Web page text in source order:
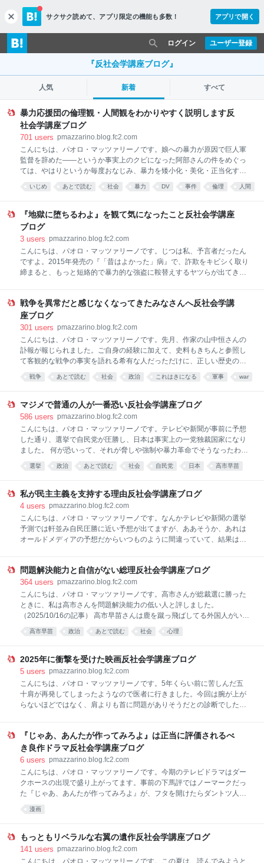
c
l
o
s
サクサク読めて、 アプリ限定の機能も多数！ アプリで開く
ユーザー登録
ログイン
『反社会学講座ブログ』
人気 新着 すべて
暴力応援団の倫理観・人間観をわかりやすく説明します反
社会学講座ブログ
701 users pmazzarino.blog.fc2.com
こんにちは、パオロ・マッツァリーノです。娘への暴力が原因で巨人軍
監督を辞めた――というか事実上のクビになった阿部さんの件をめぐっ
ては、やはりというか毎度おなじみ、暴力を矮小化・美化・正当化する
詭弁で阿部さんを擁護する人たちが、うじゃうじゃと湧いてきました。
私はそういう人たちのことを暴力応援団、略して暴援団と呼ぶことにし
ういう理屈や思想が出てくるのかを、説明しましょう。 その前に今回の
件では、どうしても指摘しておかねばならない重大な点がいくつかあり
ます。 まず、暴力行為があったことは阿部さんも認めてますので事実で
表した手紙では、殴る蹴るの暴行はなかったとしてますが、それは裏を
返せば、殴る蹴る以外の暴行があったことを否定していないのです。ウ
ソをつかせずに父親の暴
いじめ あとで読む 社会 暴力 DV 事件 倫理 人間
『地獄に堕ちるわよ』を観て気になったこと反社会学講座
ブログ
3 users pmazzarino.blog.fc2.com
こんにちは、パオロ・マッツァリーノです。じつは私、予言者だったん
ですよ。2015年発売の『「昔はよかった」病』で、詐欺をキビシく取り
締まると、もっと短絡的で暴力的な強盗に鞍替えするヤツらが出てきま
ったはずです。 という自慢を真に受ける人はいないでしょう。そんなの
はたまたま当たっただけだろ、というかもしれませんが、正確にいうと
当てずっぽうではありません。過去の犯罪統計や犯罪の歴史をいろいろ
調べていたので、その知識をもとに立てた仮説をお話ししてたのです。
そもそも占いや予言と称するものは全部インチキです。当たったとして
もそれは偶然かトリックです。占い師はよく、占いは統計学だと主張す
いデータだけを都合のいい
戦争を異常だと感じなくなってきたみなさんへ反社会学講
座ブログ
301 users pmazzarino.blog.fc2.com
こんにちは、パオロ・マッツァリーノです。先月、作家の山中恒さんの
訃報が報じられました。ご自身の経験に加えて、史料もきちんと参照し
て客観的な戦争の事実を語れる希有な人だっただけに、正しい歴史の語
り手がまたひとり減ってしまったことが残念でなりません。 一般家庭で
の祝日の国旗掲揚は伝統ではなく、戦時期に強制されて始まった新たな
た。一般家庭で玄関や門に国旗を掲揚するようになったのは昭和13年2
月の紀元節からだったのです。そうはっきりいえるのは、山中さんが根
拠となる史料から検証しているからです。国が各地の町内会や青年団を
通じて、祝日に国旗を掲揚するよう強く指導したから、みんなそれに従
っただけで、それ以前にはほとんどの家庭でそんな習慣はありませんで
った100年前の世界を追体験
戦争 あとで読む 社会 政治 これはきになる 軍事 war
マジメで普通の人が一番恐い反社会学講座ブログ
586 users pmazzarino.blog.fc2.com
こんにちは、パオロ・マッツァリーノです。テレビや新聞が事前に予想
した通り、選挙で自民党が圧勝し、日本は事実上の一党独裁国家になり
ました。 何が恐いって、それが脅しや強制や暴力革命でそうなったわけ
でなく、マジメな普通の人たちが、事前予測で自民圧勝になるよと伝え
られてたにもかかわらず、そのリスクを真剣に考えることなく、自らの
やっぱり、マジメで普通の人が一番恐いんです。いま我々は100年前の
世界を追体験しているのです。 およそ100年前にファシズムが生まれま
した。続いてナチズムも生まれ、どちらも政権をとりました。極右思想
の狂信者が支持しただけではそうなりません。マジメな普通の人々が、
よかれと思って支持したから、成立したわけです。 戦時中の日本では、
選挙 政治 あとで読む 社会 自民党 日本 高市早苗
私が民主主義を支持する理由反社会学講座ブログ
4 users pmazzarino.blog.fc2.com
こんにちは、パオロ・マッツァリーノです。なんかテレビや新聞の選挙
予測では軒並み自民圧勝に近い予想が出てますが、ああそうか、あれは
オールドメディアの予想だからいつものように間違っていて、結果は逆
と思い、選挙直前ですが、あえてひとこといわせてもらうことにしまし
た。 ホントに日本のみなさんはそれでいいんですか？ 私は与野党の力
が拮抗してるくらいが民主主義にとって理想的な状態だと考えます。 以
前にもいいましたけど、支配と服従という前近代的（あるいは類人猿
的）な関係性から人間を解放するのが民主主義であるというのが私の解
する動機がなくなります。めんどくさい議論などせずに、数の力でねじ
問題解決能力と自信がない総理反社会学講座ブログ
364 users pmazzarino.blog.fc2.com
こんにちは、パオロ・マッツァリーノです。高市さんが総裁選に勝った
ときに、私は高市さんを問題解決能力の低い人と評しました。
（2025/10/16の記事） 高市早苗さんは鹿を蹴っ飛ばしてる外国人がいる
と批判して、わけのわからん和歌を詠んでましたけど、そんな平安貴族
のまねごとをしたって当事者には何も伝わりません。鹿を蹴飛ばしてる
てわかってもらわないかぎりは、何の解決にもなりません。 働いて働い
て働きまくるみたいな宣言もしてましたけど、高市さんは問題の具体的
な本質を理解して解決しようとする意志も能力も低いのが欠点です。問
題解決能力の低い人ががむしゃらに働いても骨折り損になるだけだし、
カバーする周囲の人たちの負担ばかりが増えてしまいます。 そもそも鹿
高市早苗 政治 あとで読む 社会 心理
2025年に衝撃を受けた映画反社会学講座ブログ
5 users pmazzarino.blog.fc2.com
こんにちは、パオロ・マッツァリーノです。5年くらい前に苦しんだ五
十肩が再発してしまったようなので医者に行きました。今回は腕が上が
らないほどではなく、肩よりも首に問題がありそうだとの診断でした。
2025年の回顧の続き。今回は2025年に衝撃を受けた映画など。 ただし
昨年劇場公開された作品ではなく、あくまで私が昨年観た作品なのでご
了承ください。私はもう10年以上、映画館に足を運んでません。常時加
入してるWOWOWか、ときどき加入するネットフリックスなどの動画配
信を利用して、もっぱら家で観ています。 『月』（日本映画） 衝撃度の
高さでいえばこれしかありません。約10年前に起きた、重度障害者施設
もあくまでフィク
『じゃあ、あんたが作ってみろよ』は正当に評価されるべ
き良作ドラマ反社会学講座ブログ
6 users pmazzarino.blog.fc2.com
こんにちは、パオロ・マッツァリーノです。今期のテレビドラマはダー
クホースの出現で盛り上がってます。事前の下馬評ではノーマークだっ
た『じゃあ、あんたが作ってみろよ』が、フタを開けたらダントツ人
てくるので気になって、4話の放送直前に3話までをTVerで観て、ギリギ
笑の連続です。なんといっても竹内涼真さんね。今期の主演男優賞確定
でしょ。昭和の男尊女卑・家父長的価値観を幼い頃から刷り込まれ、笑
顔で時代錯誤な発言を繰り出す化石男、勝男のキャラを完全に自分のも
漫画
もっともリベラルな右翼の遺作反社会学講座ブログ
141 users pmazzarino.blog.fc2.com
こんにちは、パオロ・マッツァリーノです。この夏は、読んでみようと